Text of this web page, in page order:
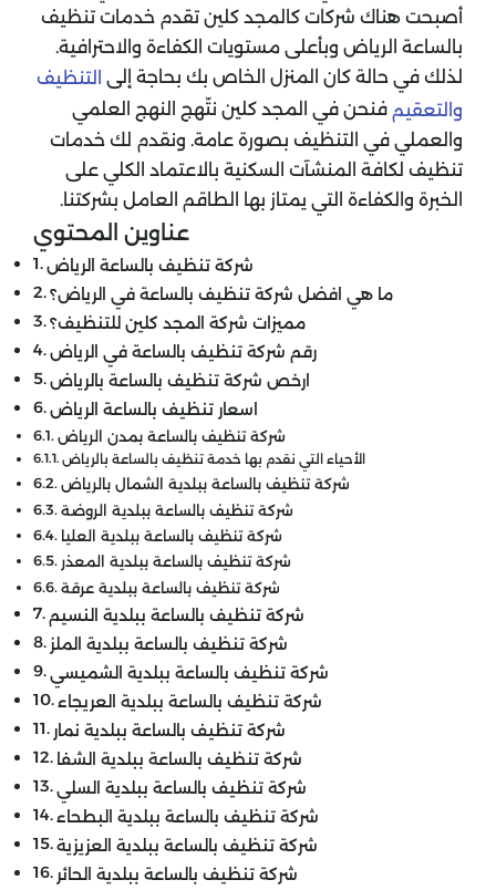
أصبحت هناك شركات كالمجد كلين تقدم خدمات تنظيف
بالساعة الرياض وبأعلى مستويات الكفاءة والاحترافية.
لذلك في حالة كان المنزل الخاص بك بحاجة إلى التنظيف
والتعقيم فنحن في المجد كلين نتّهج النهج العلمي
والعملي في التنظيف بصورة عامة. ونقدم لك خدمات
تنظيف لكافة المنشآت السكنية بالاعتماد الكلي على
الخبرة والكفاءة التي يمتاز بها الطاقم العامل بشركتنا.
عناوين المحتوي
شركة تنظيف بالساعة الرياض
ما هي افضل شركة تنظيف بالساعة في الرياض؟
مميزات شركة المجد كلين للتنظيف؟
رقم شركة تنظيف بالساعة في الرياض
ارخص شركة تنظيف بالساعة بالرياض
اسعار تنظيف بالساعة الرياض
شركة تنظيف بالساعة بمدن الرياض
الأحياء التي نقدم بها خدمة تنظيف بالساعة بالرياض
شركة تنظيف بالساعة ببلدية الشمال بالرياض
شركة تنظيف بالساعة ببلدية الروضة
شركة تنظيف بالساعة ببلدية العليا
شركة تنظيف بالساعة ببلدية المعذر
شركة تنظيف بالساعة ببلدية عرقة
شركة تنظيف بالساعة ببلدية النسيم
شركة تنظيف بالساعة ببلدية الملز
شركة تنظيف بالساعة ببلدية الشميسي
شركة تنظيف بالساعة ببلدية العريجاء
شركة تنظيف بالساعة ببلدية نمار
شركة تنظيف بالساعة ببلدية الشفا
شركة تنظيف بالساعة ببلدية السلي
شركة تنظيف بالساعة ببلدية البطحاء
شركة تنظيف بالساعة ببلدية العزيزية
شركة تنظيف بالساعة ببلدية الحائر